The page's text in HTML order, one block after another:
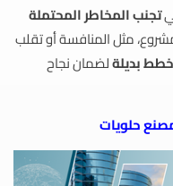
تجنب المخاطر المحتملة
مثل المنافسة أو تقلب
بديلةلضمان نجاح
حلويات